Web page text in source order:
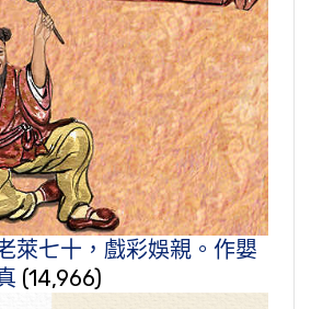
萊七十，戲彩娛親。作嬰
(14,966)